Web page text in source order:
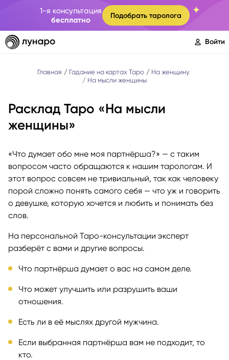
1-я консультация
бесплатно
Подобрать таролога
Войти
Главная Гадание на картах Таро
На женщину
На мысли женщины
Расклад Таро «На мысли
женщины»
«Что думает обо мне моя партнёрша?» — с таким
вопросом часто обращаются к нашим тарологам. И
этот вопрос совсем не тривиальный, так как человеку
порой сложно понять самого себя — что уж и говорить
о девушке, которую хочется и любить и понимать без
слов.
На персональной Таро-консультации эксперт
разберёт с вами и другие вопросы.
Что партнёрша думает о вас на самом деле.
Что может улучшить или разрушить ваши
отношения.
Есть ли в её мыслях другой мужчина.
Если выбранная партнёрша вам не подходит, то
кто.